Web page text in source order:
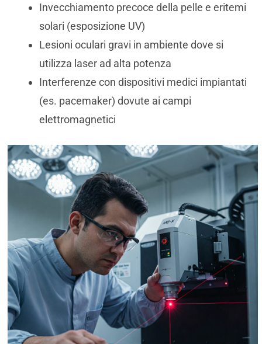
Invecchiamento precoce della pelle e eritemi
solari (esposizione UV)
Lesioni oculari gravi in ambiente dove si
utilizza laser ad alta potenza
Interferenze con dispositivi medici impiantati
(es. pacemaker) dovute ai campi
elettromagnetici